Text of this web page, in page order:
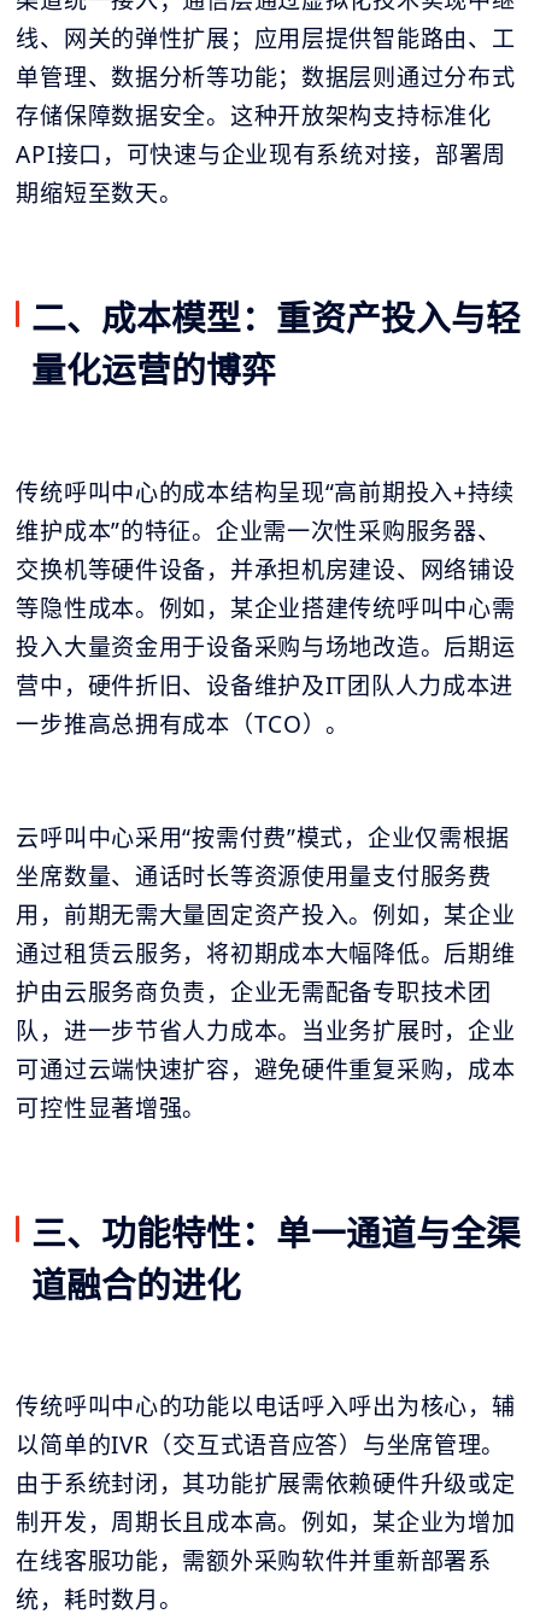
线、网关的弹性扩展；应用层提供智能路由、工
单管理、数据分析等功能；数据层则通过分布式
存储保障数据安全。这种开放架构支持标准化
API接口，可快速与企业现有系统对接，部署周
期缩短至数天。
二、成本模型：重资产投入与轻
量化运营的博弈
传统呼叫中心的成本结构呈现“高前期投入+持续
维护成本”的特征。企业需一次性采购服务器、
交换机等硬件设备，并承担机房建设、网络铺设
等隐性成本。例如，某企业搭建传统呼叫中心需
投入大量资金用于设备采购与场地改造。后期运
营中，硬件折旧、设备维护及IT团队人力成本进
一步推高总拥有成本（TCO）。
云呼叫中心采用“按需付费”模式，企业仅需根据
坐席数量、通话时长等资源使用量支付服务费
用，前期无需大量固定资产投入。例如，某企业
通过租赁云服务，将初期成本大幅降低。后期维
护由云服务商负责，企业无需配备专职技术团
队，进一步节省人力成本。当业务扩展时，企业
可通过云端快速扩容，避免硬件重复采购，成本
可控性显著增强。
三、功能特性：单一通道与全渠
道融合的进化
传统呼叫中心的功能以电话呼入呼出为核心，辅
以简单的IVR（交互式语音应答）与坐席管理。
由于系统封闭，其功能扩展需依赖硬件升级或定
制开发，周期长且成本高。例如，某企业为增加
在线客服功能，需额外采购软件并重新部署系
统，耗时数月。